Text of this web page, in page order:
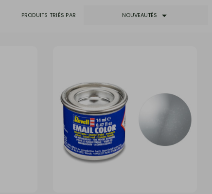
PRODUITS TRIÉS PAR NOUVEAUTÉS 